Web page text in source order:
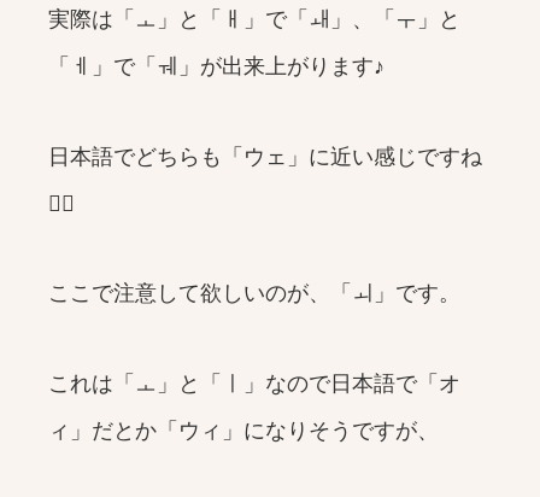
実際は「ㅗ」と「ㅐ」で「ㅙ」、「ㅜ」と
「ㅔ」で「ㅞ」が出来上がります♪
日本語でどちらも「ウェ」に近い感じですね
🙆‍♀️
ここで注意して欲しいのが、「ㅚ」です。
これは「ㅗ」と「ㅣ」なので日本語で「オ
ィ」だとか「ウィ」になりそうですが、